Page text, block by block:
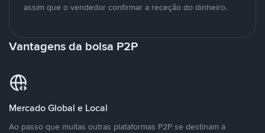
assim que o vendedor confirmar a receção do dinheiro.
Vantagens da bolsa P2P
Mercado Global e Local
Ao passo que muitas outras plataformas P2P se destinam a